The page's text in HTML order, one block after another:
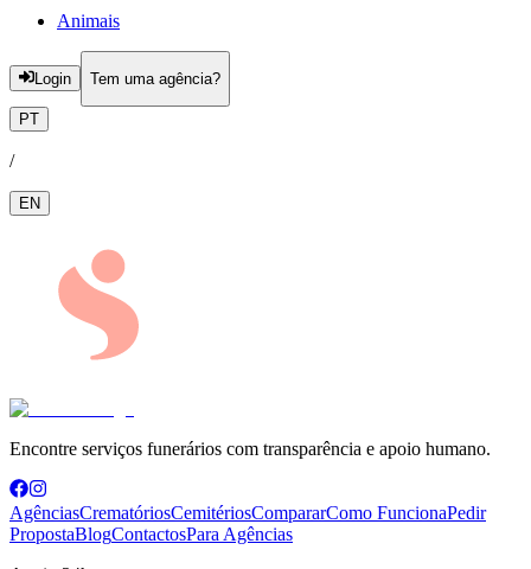
Animais
Login Tem uma agência?
PT
/
EN
Encontre serviços funerários com transparência e apoio humano.
AgênciasCrematóriosCemitériosCompararComo FuncionaPedir
PropostaBlogContactosPara Agências